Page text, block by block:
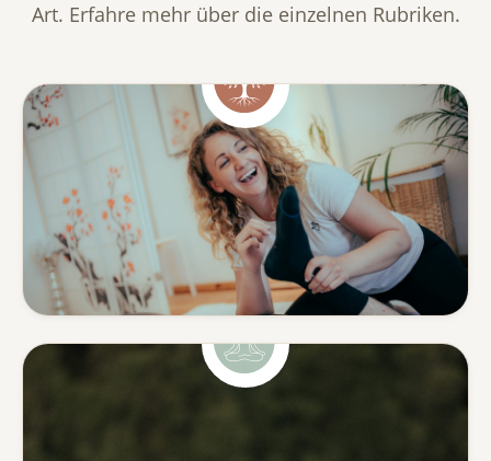
Art. Erfahre mehr über die einzelnen Rubriken.
Shiatsu & Massage
Ganzheitliche Körperarbeit
aus Japan & klassische
Massage.
Mehr erfahren